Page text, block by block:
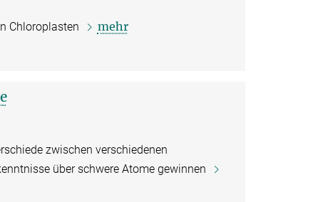
Chloroplasten mehr
zwischen verschiedenen
über schwere Atome gewinnen